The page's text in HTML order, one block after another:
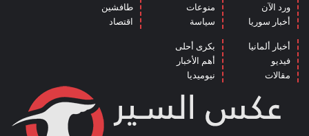
ورد الآن
أخبار سوريا
منوعات
سياسة
طافشين
اقتصاد
أخبار ألمانيا
فيديو
مقالات
بكرى أحلى
أهم الأخبار
نيوميديا